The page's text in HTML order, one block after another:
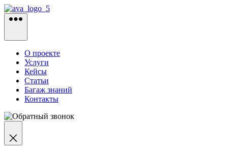
Перейти
к
О проекте
Услуги
Кейсы
Статьи
Багаж знаний
Контакты